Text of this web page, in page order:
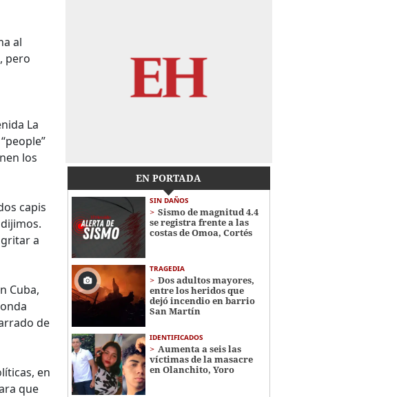
al
pero
La
los
capis
a
Cuba,
de
en
que
EN PORTADA
SIN DAÑOS
Sismo de magnitud 4.4
se registra frente a las
costas de Omoa, Cortés
TRAGEDIA
Dos adultos mayores,
entre los heridos que
dejó incendio en barrio
San Martín
IDENTIFICADOS
Aumenta a seis las
víctimas de la masacre
en Olanchito, Yoro